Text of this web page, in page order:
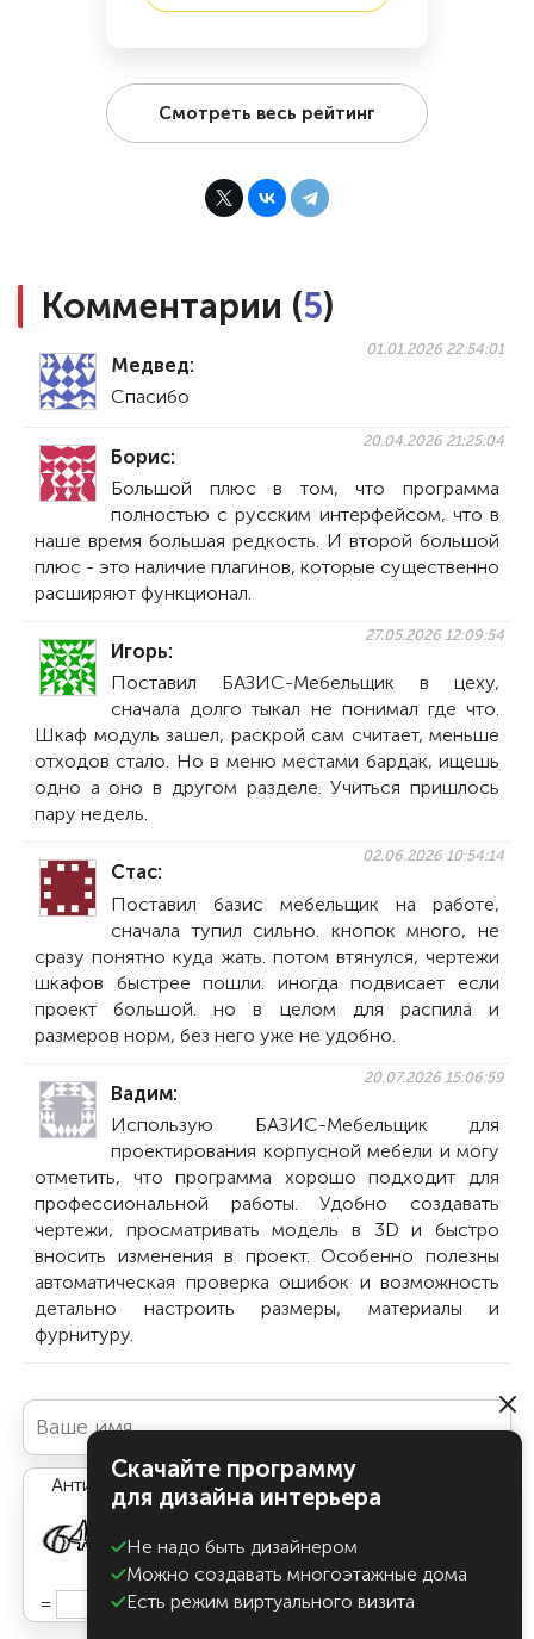
Смотреть весь рейтинг
Комментарии (5)
Медвед
01.01.2026 22:54:01
Спасибо
Борис
20.04.2026 21:25:04
Большой плюс в том, что программа
полностью с русским интерфейсом, что в
наше время большая редкость. И второй большой
плюс - это наличие плагинов, которые существенно
расширяют функционал.
Игорь
27.05.2026 12:09:54
Поставил БАЗИС-Мебельщик в цеху,
сначала долго тыкал не понимал где что.
Шкаф модуль зашел, раскрой сам считает, меньше
отходов стало. Но в меню местами бардак, ищешь
одно а оно в другом разделе. Учиться пришлось
пару недель.
Стас
02.06.2026 10:54:14
Поставил базис мебельщик на работе,
сначала тупил сильно. кнопок много, не
сразу понятно куда жать. потом втянулся, чертежи
шкафов быстрее пошли. иногда подвисает если
проект большой. но в целом для распила и
размеров норм, без него уже не удобно.
Вадим
20.07.2026 15:06:59
Использую БАЗИС-Мебельщик для
проектирования корпусной мебели и могу
отметить, что программа хорошо подходит для
профессиональной работы. Удобно создавать
чертежи, просматривать модель в 3D и быстро
вносить изменения в проект. Особенно полезны
автоматическая проверка ошибок и возможность
детально настроить размеры, материалы и
фурнитуру.
Антиспам:
=
Скачайте программу
для дизайна интерьера
Не надо быть дизайнером
Можно создавать многоэтажные дома
Есть режим виртуального визита